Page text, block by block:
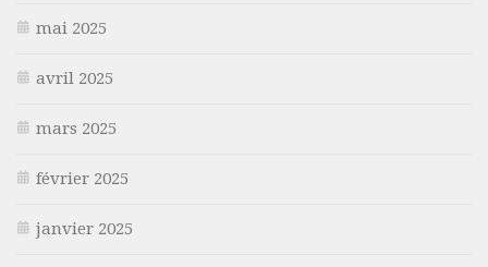
mai 2025
avril 2025
mars 2025
février 2025
janvier 2025